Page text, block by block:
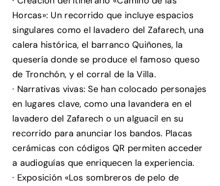
Horcas»: Un recorrido que incluye espacios
singulares como el lavadero del Zafarech, una
calera histórica, el barranco Quiñones, la
quesería donde se produce el famoso queso
de Tronchón, y el corral de la Villa.
· Narrativas vivas: Se han colocado personajes
en lugares clave, como una lavandera en el
lavadero del Zafarech o un alguacil en su
recorrido para anunciar los bandos. Placas
cerámicas con códigos QR permiten acceder
a audioguías que enriquecen la experiencia.
· Exposición «Los sombreros de pelo de